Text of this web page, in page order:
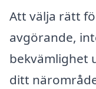
Att välja rätt
avgörande,
bekvämlighet
ditt